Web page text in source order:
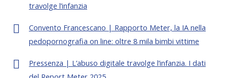
travolge l’infanzia
Convento Francescano | Rapporto Meter, la IA nella
pedopornografia on line: oltre 8 mila bimbi vittime
Pressenza | L’abuso digitale travolge l’infanzia. I dati